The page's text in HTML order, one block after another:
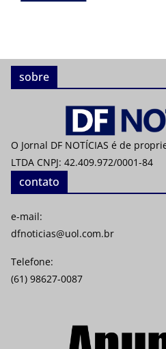
sobre
O Jornal DF NOTÍCIAS é de
LTDA CNPJ: 42.409.972/0001-84
contato
e-mail:
dfnoticias@uol.com.br
Telefone:
(61) 98627-0087